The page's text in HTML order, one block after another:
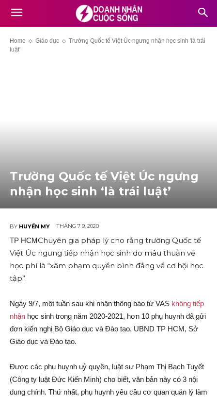
Home Giáo dục
Trường Quốc tế Việt Úc ngưng nhận học sinh 'là trái
luật'
Trường Quốc tế Việt Úc ngưng
nhận học sinh ‘là trái luật’
BY HUYỀN MY THÁNG 7 9, 2020
TP HCMChuyên gia pháp lý cho rằng trường Quốc tế
Việt Úc ngưng tiếp nhận học sinh do mâu thuẫn về
học phí là “xâm phạm quyền bình đẳng về cơ hội học
tập”.
Ngày 9/7, một tuần sau khi nhận thông báo từ VAS không tiếp
nhận học sinh trong năm 2020-2021, hơn 10 phụ huynh đã gửi
đơn kiến nghị Bộ Giáo dục và Đào tạo, UBND TP HCM, Sở
Giáo dục và Đào tạo.
Được các phụ huynh uỷ quyền, luật sư Phạm Thị Bạch Tuyết
(Công ty luật Đức Kiến Minh) cho biết, văn bản này có 3 nội
dung chính. Thứ nhất, phụ huynh yêu cầu cơ quan quản lý làm